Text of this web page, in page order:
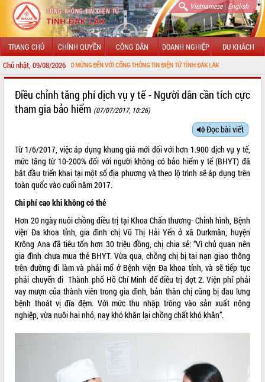
Vietnamese| English
TRANG CHỦ CHÍNH QUYỀN CÔNG DÂN DOANH NGHIỆP DU KHÁCH
Chủ nhật, 09/08/2026
CHÀO MỪNG ĐẾN VỚI CỔNG THÔNG TIN ĐIỆN TỬ TỈNH ĐẮK LẮK
LÃNH ĐẠO UBND TỈNH
SỞ, BAN, NGÀNH
UBND CÁC XÃ, PHƯỜNG
THÔNG TIN CHỈ ĐẠO ĐIỀU HÀNH
HỆ THỐNG VĂN BẢN
VĂN BẢN HĐND TỈNH
ĐIỂM TIN VĂN BẢN
QUY HOẠCH - KẾ HOẠCH
Điều chỉnh tăng phí dịch vụ y tế - Người dân cần tích cực
tham gia bảo hiểm (07/07/2017, 10:26)
Đọc bài viết
Từ 1/6/2017, việc áp dụng khung giá mới đối với hơn 1.900 dịch vụ y tế,
mức tăng từ 10-200% đối với người không có bảo hiểm y tế (BHYT) đã
bắt đầu triển khai tại một số địa phương và theo lộ trình sẽ áp dụng trên
toàn quốc vào cuối năm 2017.
Chi phí cao khi không có thẻ
Hơn 20 ngày nuôi chồng điều trị tại Khoa Chấn thương- Chỉnh hình, Bệnh
viện Đa khoa tỉnh, gia đình chị Vũ Thị Hải Yến ở xã Durkmăn, huyện
Krông Ana đã tiêu tốn hơn 30 triệu đồng, chị chia sẻ: “Vì chủ quan nên
gia đình chưa mua thẻ BHYT. Vừa qua, chồng chị bị tai nạn giao thông
trên đường đi làm và phải mổ ở Bệnh viện Đa khoa tỉnh, và sẽ tiếp tục
phải chuyển đi Thành phố Hồ Chí Minh để điều trị đợt 2. Viện phí phải
vay mượn của thành viên trong gia đình, bản thân chị cũng bị đau lưng
bệnh thoát vị đĩa đệm. Với mức thu nhập trông vào sản xuất nông
nghiệp, vừa nuôi hai nhỏ, nay khó khăn lại chồng chất khó khăn”.